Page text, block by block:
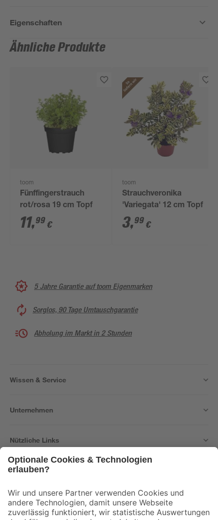
Eigenschaften
Ähnliche Produkte
toom
Fünffingerstrauch
rot/rosa 19 cm Topf
11,99 €
toom
Strauchveronika
'Variegata' 12 cm Topf
3,99 €
5 Jahre Garantie auf toom Eigenmarken
Sorglos, 90 Tage Umtauschgarantie
Abholung im Markt in 2 Stunden
Wissen & Service
Unternehmen
Nützliche Links
Der toom Newsletter: Keine Angebote und Aktionen mehr verpassen!
Zur Newsletter Anmeldung